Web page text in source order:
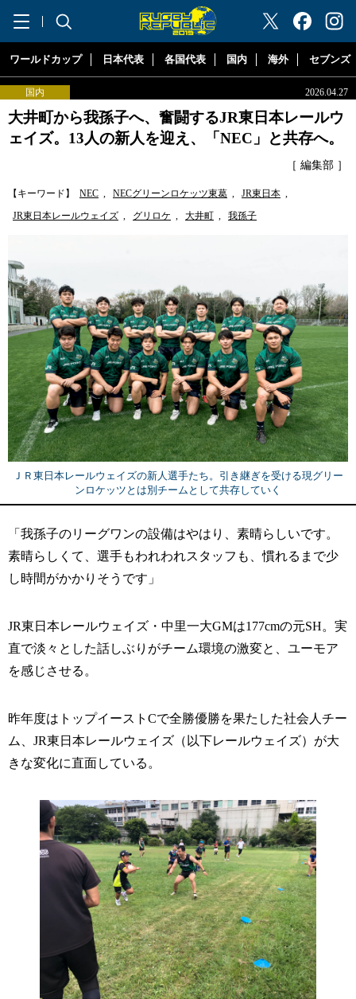
"ラグビーリパブリック"
ワールドカップ 日本代表 各国代表 国内 海外 セブンズ
国内 2026.04.27
大井町から我孫子へ、奮闘するJR東日本レールウ
ェイズ。13人の新人を迎え、「NEC」と共存へ。
［ 編集部 ］
【キーワード】 NEC , NECグリーンロケッツ東葛 , JR東日本 ,
JR東日本レールウェイズ , グリロケ , 大井町 , 我孫子
ＪＲ東日本レールウェイズの新人選手たち。引き継ぎを受ける現グリー
ンロケッツとは別チームとして共存していく
「我孫子のリーグワンの設備はやはり、素晴らしいです。
素晴らしくて、選手もわれわれスタッフも、慣れるまで少
し時間がかかりそうです」
JR東日本レールウェイズ・中里一大GMは177cmの元SH。実
直で淡々とした話しぶりがチーム環境の激変と、ユーモア
を感じさせる。
昨年度はトップイーストCで全勝優勝を果たした社会人チー
ム、JR東日本レールウェイズ（以下レールウェイズ）が大
きな変化に直面している。